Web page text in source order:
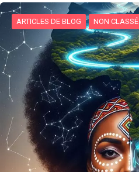
ARTICLES DE BLOG NON CLASSÉ